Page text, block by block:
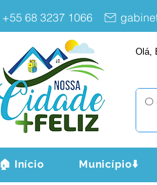
+55 68 3237 1066
Olá,
🏠 Início Município⬇️